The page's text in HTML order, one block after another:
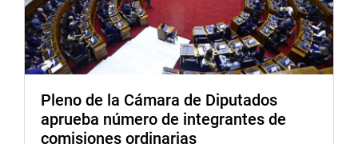
Pleno de la Cámara de Diputados
aprueba número de integrantes de
comisiones ordinarias